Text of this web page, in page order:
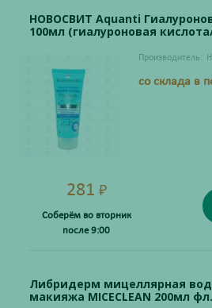
НОВОСВИТ Aquanti
100мл (гиалуроновая
Производитель:
со склада в
281 ₽
Соберём во вторник
после 9:00
Либридерм мицеллярная
макияжа MICECLEAN 200мл фл.